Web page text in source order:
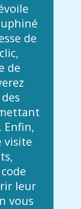
de
de
Enfin,
visite
leur
vous